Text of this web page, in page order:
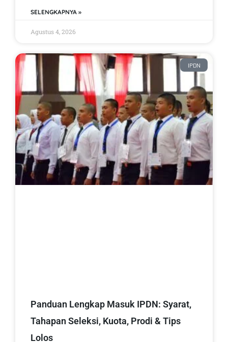
SELENGKAPNYA »
Agustus 4, 2026
IPDN
Panduan Lengkap Masuk IPDN: Syarat,
Tahapan Seleksi, Kuota, Prodi & Tips
Lolos